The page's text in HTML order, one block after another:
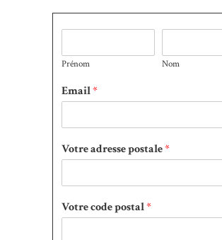
Prénom Nom
Email*
Votre adresse postale*
Votre code postal*